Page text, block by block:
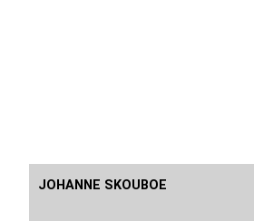
JOHANNE SKOUBOE